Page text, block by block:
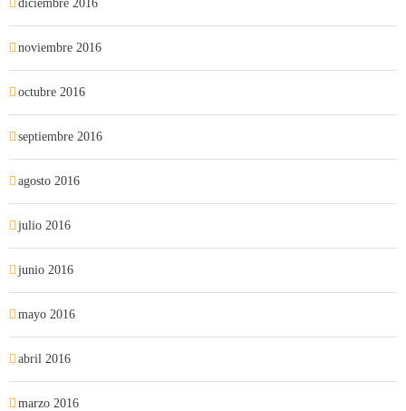
diciembre 2016
noviembre 2016
octubre 2016
septiembre 2016
agosto 2016
julio 2016
junio 2016
mayo 2016
abril 2016
marzo 2016